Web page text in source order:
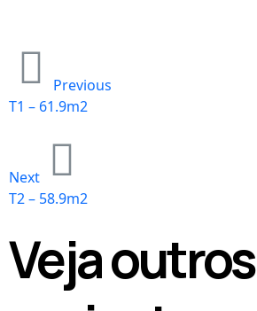
Previous
T1 – 61.9m2
Next
T2 – 58.9m2
Veja outros